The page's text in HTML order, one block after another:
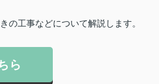
の工事などについて解説します。
ら